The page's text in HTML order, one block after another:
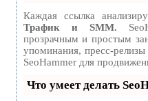
Каждая ссылка
Трафик и SMM.
прозрачным и простым
упоминания, пресс-
SeoHammer для
Что умеет делать